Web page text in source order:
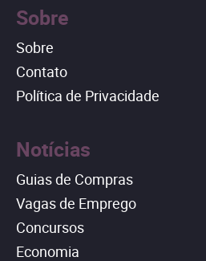
Sobre
Sobre
Contato
Política de Privacidade
Notícias
Guias de Compras
Vagas de Emprego
Concursos
Economia